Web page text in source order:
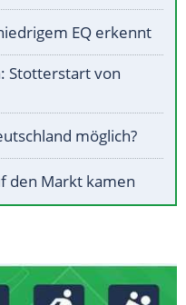
EQ erkennt
Stotterstart von
möglich?
den Markt kamen